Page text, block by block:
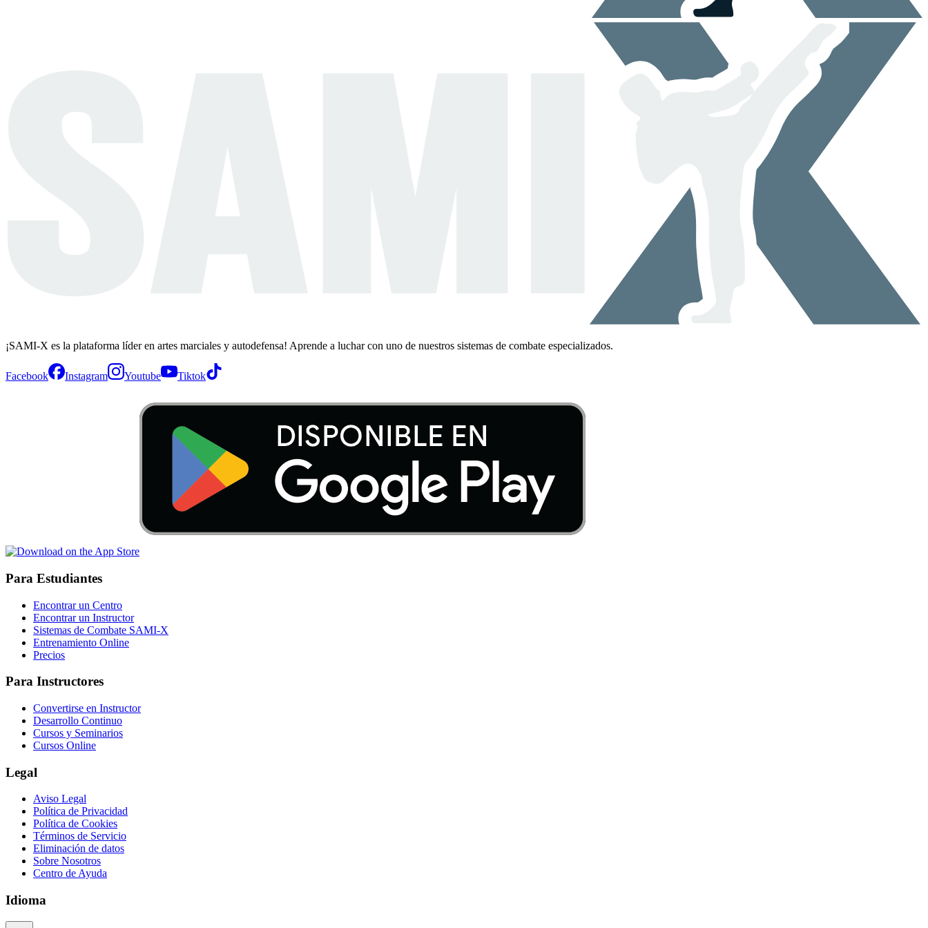
¡SAMI-X es la plataforma líder en artes marciales y autodefensa! Aprende a luchar con uno de nuestros sistemas de combate especializados.
Facebook Instagram Youtube Tiktok
Para Estudiantes
Encontrar un Centro
Encontrar un Instructor
Sistemas de Combate SAMI-X
Entrenamiento Online
Precios
Para Instructores
Convertirse en Instructor
Desarrollo Continuo
Cursos y Seminarios
Cursos Online
Legal
Aviso Legal
Política de Privacidad
Política de Cookies
Términos de Servicio
Eliminación de datos
Sobre Nosotros
Centro de Ayuda
Idioma